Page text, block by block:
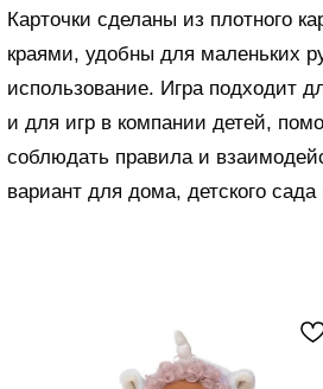
Карточки сделаны из плотного
краями, удобны для маленьких
использование. Игра подходит
и для игр в компании детей,
соблюдать правила и
вариант для дома, детского